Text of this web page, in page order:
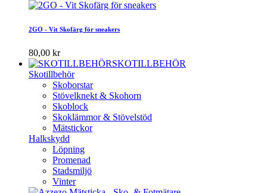
2GO - Vit Skofärg för sneakers
80,00 kr
SKOTILLBEHÖR
Skotillbehör
Skoborstar
Stövelknekt & Skohorn
Skoblock
Skoklämmor & Stövelstöd
Mätstickor
Halkskydd
Löpning
Promenad
Stadsmiljö
Vinter